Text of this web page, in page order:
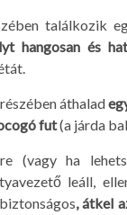
találkozik
hangosan és
áthalad
fut(a járda
(vagy ha
leáll,
, átkel